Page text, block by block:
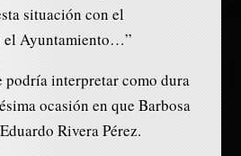
situación con el
el Ayuntamiento…”
podría interpretar como dura
ocasión en que Barbosa
Rivera Pérez.